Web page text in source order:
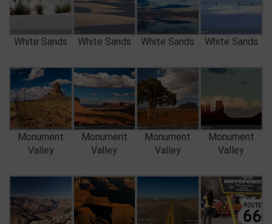
White Sands White Sands White Sands White Sands
Monument
Valley
Monument
Valley
Monument
Valley
Monument
Valley